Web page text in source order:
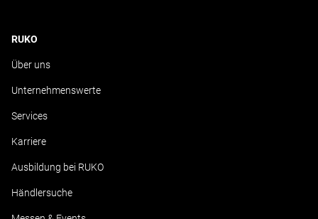
RUKO
Über uns
Unternehmenswerte
Services
Karriere
Ausbildung bei RUKO
Händlersuche